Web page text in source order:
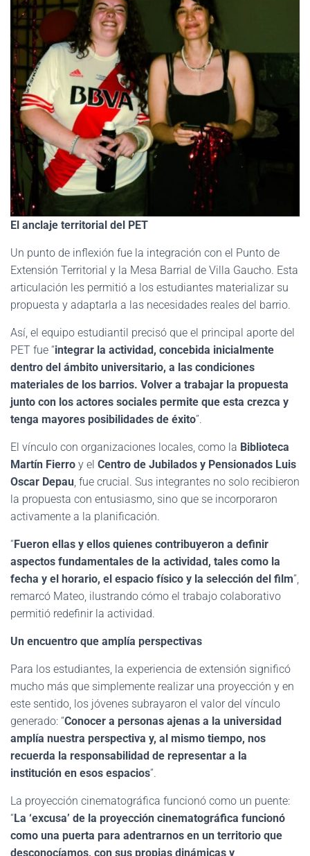
El anclaje territorial del PET
Un punto de inflexión fue la integración con el Punto de
Extensión Territorial y la Mesa Barrial de Villa Gaucho. Esta
articulación les permitió a los estudiantes materializar su
propuesta y adaptarla a las necesidades reales del barrio.
Así, el equipo estudiantil precisó que el principal aporte del
PET fue “integrar la actividad, concebida inicialmente
dentro del ámbito universitario, a las condiciones
materiales de los barrios. Volver a trabajar la propuesta
junto con los actores sociales permite que esta crezca y
tenga mayores posibilidades de éxito”.
El vínculo con organizaciones locales, como la Biblioteca
Martín Fierro y el Centro de Jubilados y Pensionados Luis
Oscar Depau, fue crucial. Sus integrantes no solo recibieron
la propuesta con entusiasmo, sino que se incorporaron
activamente a la planificación.
“Fueron ellas y ellos quienes contribuyeron a definir
aspectos fundamentales de la actividad, tales como la
fecha y el horario, el espacio físico y la selección del film”,
remarcó Mateo, ilustrando cómo el trabajo colaborativo
permitió redefinir la actividad.
Un encuentro que amplía perspectivas
Para los estudiantes, la experiencia de extensión significó
mucho más que simplemente realizar una proyección y en
este sentido, los jóvenes subrayaron el valor del vínculo
generado: “Conocer a personas ajenas a la universidad
amplía nuestra perspectiva y, al mismo tiempo, nos
recuerda la responsabilidad de representar a la
institución en esos espacios”.
La proyección cinematográfica funcionó como un puente:
“La ‘excusa’ de la proyección cinematográfica funcionó
como una puerta para adentrarnos en un territorio que
desconocíamos, con sus propias dinámicas y